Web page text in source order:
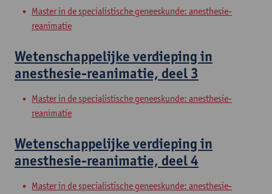
Master in de specialistische geneeskunde: anesthesie-
reanimatie
Wetenschappelijke verdieping in
anesthesie-reanimatie, deel 3
Master in de specialistische geneeskunde: anesthesie-
reanimatie
Wetenschappelijke verdieping in
anesthesie-reanimatie, deel 4
Master in de specialistische geneeskunde: anesthesie-